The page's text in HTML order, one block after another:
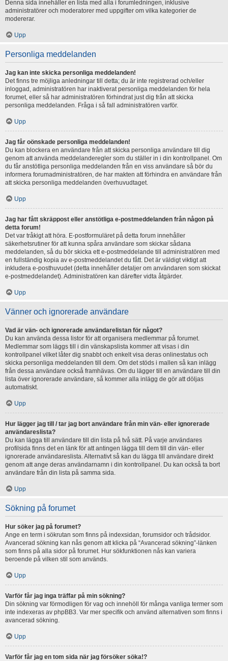
Denna sida innehåller en lista med alla i forumledningen, inklusive
administratörer och moderatorer med uppgifter om vilka kategorier de
modererar.
Upp
Personliga meddelanden
Jag kan inte skicka personliga meddelanden!
Det finns tre möjliga anledningar till detta; du är inte registrerad och/eller
inloggad, administratören har inaktiverat personliga meddelanden för hela
forumet, eller så har administratören förhindrat just dig från att skicka
personliga meddelanden. Fråga i så fall administratören varför.
Upp
Jag får oönskade personliga meddelanden!
Du kan blockera en användare från att skicka personliga användare till dig
genom att använda meddelanderegler som du ställer in i din kontrollpanel. Om
du får anstötliga personliga meddelanden från en viss användare så bör du
informera forumadministratören, de har makten att förhindra en användare från
att skicka personliga meddelanden överhuvudtaget.
Upp
Jag har fått skräppost eller anstötliga e-postmeddelanden från någon på
detta forum!
Det var tråkigt att höra. E-postformuläret på detta forum innehåller
säkerhetsrutiner för att kunna spåra användare som skickar sådana
meddelanden, så du bör skicka ett e-postmeddelande till administratören med
en fullständig kopia av e-postmeddelandet du fått. Det är väldigt viktigt att
inkludera e-posthuvudet (detta innehåller detaljer om användaren som skickat
e-postmeddelandet). Administratören kan därefter vidta åtgärder.
Upp
Vänner och ignorerade användare
Vad är vän- och ignorerade användarelistan för något?
Du kan använda dessa listor för att organisera medlemmar på forumet.
Medlemmar som läggs till i din vänskapslista kommer att visas i din
kontrollpanel vilket låter dig snabbt och enkelt visa deras onlinestatus och
skicka personliga meddelanden till dem. Om det stöds i mallen så kan inlägg
från dessa användare också framhävas. Om du lägger till en användare till din
lista över ignorerade användare, så kommer alla inlägg de gör att döljas
automatiskt.
Upp
Hur lägger jag till / tar jag bort användare från min vän- eller ignorerade
användareslista?
Du kan lägga till användare till din lista på två sätt. På varje användares
profilsida finns det en länk för att antingen lägga till dem till din vän- eller
ignorerade användareslista. Alternativt så kan du lägga till användare direkt
genom att ange deras användarnamn i din kontrollpanel. Du kan också ta bort
användare från din lista på samma sida.
Upp
Sökning på forumet
Hur söker jag på forumet?
Ange en term i sökrutan som finns på indexsidan, forumsidor och trådsidor.
Avancerad sökning kan nås genom att klicka på “Avancerad sökning”-länken
som finns på alla sidor på forumet. Hur sökfunktionen nås kan variera
beroende på vilken stil som används.
Upp
Varför får jag inga träffar på min sökning?
Din sökning var förmodligen för vag och innehöll för många vanliga termer som
inte indexeras av phpBB3. Var mer specifik och använd alternativen som finns i
avancerad sökning.
Upp
Varför får jag en tom sida när jag försöker söka!?